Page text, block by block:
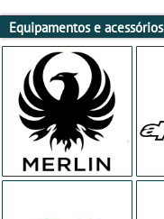
Equipamentos e acessórios